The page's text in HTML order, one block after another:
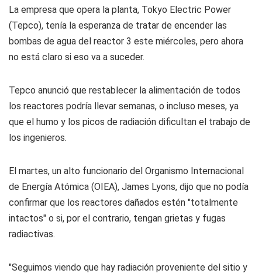
La empresa que opera la planta, Tokyo Electric Power
(Tepco), tenía la esperanza de tratar de encender las
bombas de agua del reactor 3 este miércoles, pero ahora
no está claro si eso va a suceder.
Tepco anunció que restablecer la alimentación de todos
los reactores podría llevar semanas, o incluso meses, ya
que el humo y los picos de radiación dificultan el trabajo de
los ingenieros.
El martes, un alto funcionario del Organismo Internacional
de Energía Atómica (OIEA), James Lyons, dijo que no podía
confirmar que los reactores dañados estén "totalmente
intactos" o si, por el contrario, tengan grietas y fugas
radiactivas.
"Seguimos viendo que hay radiación proveniente del sitio y